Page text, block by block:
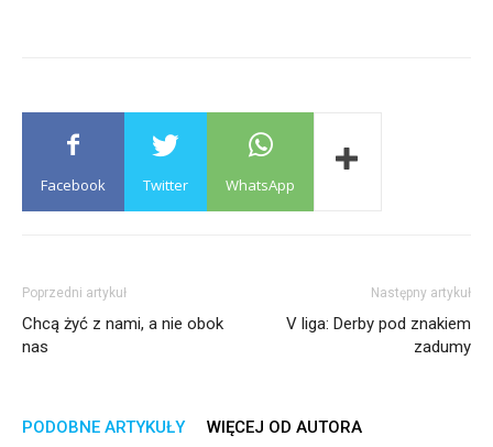
Facebook Twitter WhatsApp
Poprzedni artykuł
Chcą żyć z nami, a nie obok
nas
Następny artykuł
V liga: Derby pod znakiem
zadumy
PODOBNE ARTYKUŁY WIĘCEJ OD AUTORA